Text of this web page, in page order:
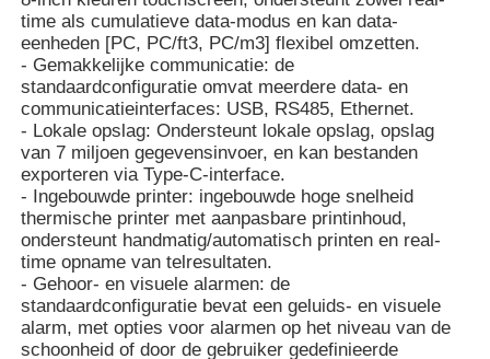
time als cumulatieve data-modus en kan data-
eenheden [PC, PC/ft3, PC/m3] flexibel omzetten.
- Gemakkelijke communicatie: de
standaardconfiguratie omvat meerdere data- en
communicatieinterfaces: USB, RS485, Ethernet.
- Lokale opslag: Ondersteunt lokale opslag, opslag
van 7 miljoen gegevensinvoer, en kan bestanden
exporteren via Type-C-interface.
- Ingebouwde printer: ingebouwde hoge snelheid
thermische printer met aanpasbare printinhoud,
ondersteunt handmatig/automatisch printen en real-
time opname van telresultaten.
- Gehoor- en visuele alarmen: de
standaardconfiguratie bevat een geluids- en visuele
alarm, met opties voor alarmen op het niveau van de
schoonheid of door de gebruiker gedefinieerde